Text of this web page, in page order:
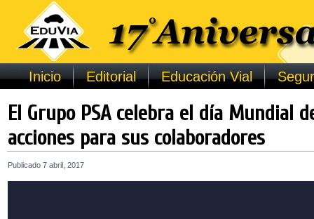
Inicio Editorial Educación Vial
El Grupo PSA celebra el día Mundial
acciones para sus colaboradores
Publicado 7 abril, 2017